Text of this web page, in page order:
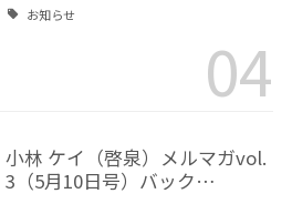
お知らせ
04
小林 ケイ（啓泉）メルマガvol.
3（5月10日号）バック…